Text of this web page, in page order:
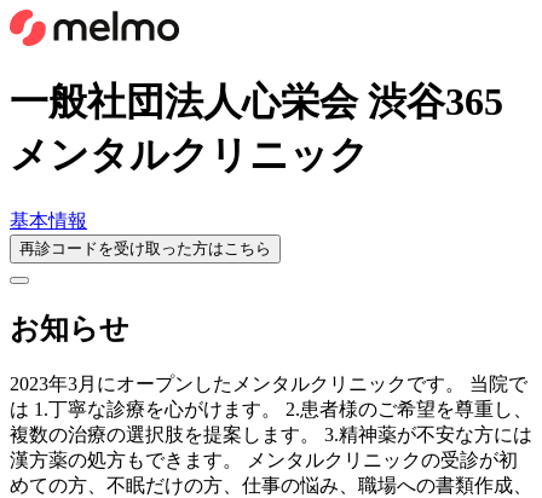
一般社団法人心栄会 渋谷365
メンタルクリニック
基本情報
再診コードを受け取った方はこちら
お知らせ
2023年3月にオープンしたメンタルクリニックです。 当院で
は 1.丁寧な診療を心がけます。 2.患者様のご希望を尊重し、
複数の治療の選択肢を提案します。 3.精神薬が不安な方には
漢方薬の処方もできます。 メンタルクリニックの受診が初
めての方、不眠だけの方、仕事の悩み、職場への書類作成、